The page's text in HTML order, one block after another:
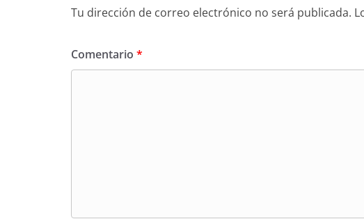
Tu dirección de correo electrónico no será publicada.
Comentario *